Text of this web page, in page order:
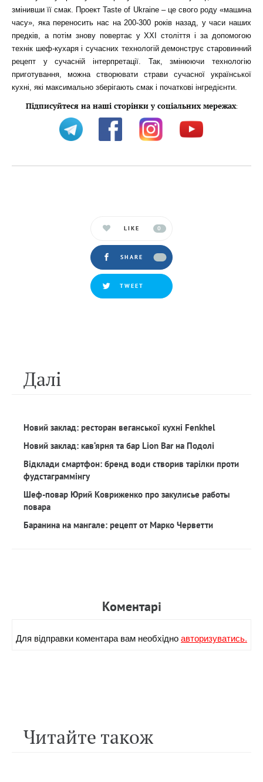
змінивши її смак. Проект Taste of Ukraine – це свого роду «машина
часу», яка переносить нас на 200-300 років назад, у часи наших
предків, а потім знову повертає у XXI століття і за допомогою
технік шеф-кухаря і сучасних технологій демонструє старовинний
рецепт у сучасній інтерпретації. Так, змінюючи технологію
приготування, можна створювати страви сучасної української
кухні, які максимально зберігають смак і початкові інгредієнти.
Підписуйтеся на наші сторінки у соціальних мережах:
LIKE 0
SHARE
TWEET
Далi
Новий заклад: ресторан веганської кухні Fenkhel
Новий заклад: кав‘ярня та бар Lion Bar на Подолі
Відклади смартфон: бренд води створив тарілки проти
фудстаграммінгу
Шеф-повар Юрий Ковриженко про закулисье работы
повара
Баранина на мангале: рецепт от Марко Черветти
Коментарi
Для вiдправки коментара вам необхiдноавторизуватись.
Читайте також